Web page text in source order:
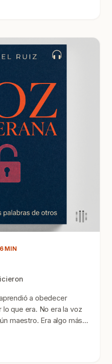
MIN
a obedecer
que era. No era la voz
maestro. Era algo más